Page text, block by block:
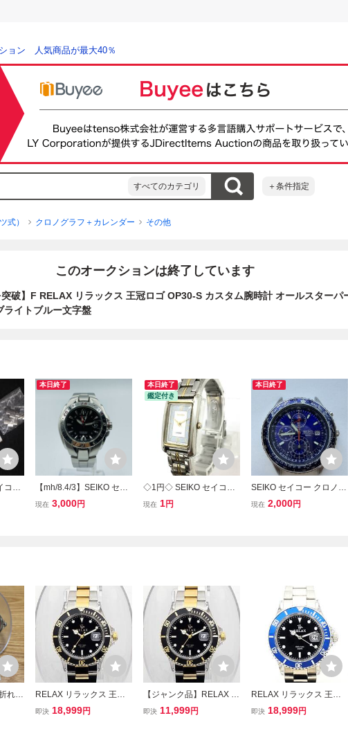
ョン 人気商品が最大40％
すべてのカテゴリ ＋条件指定
式） クロノグラフ＋カレンダー その他
このオークションは終了しています
破】F RELAX リラックス 王冠ロゴ OP30-S カスタム腕時計 オールスターパ
ライトブルー文字盤
コー
本日終了
【mh/8.4/3】SEIKO セイ
コー パーペチュアルカレ
現在 3,000円
本日終了
鑑定付き
◇1円◇ SEIKO セイコー
腕時計 1F21-5C00 LUCE
現在 1円
本日終了
SEIKO セイコー クロノグ
ラフ 100M 7T92-0CF0 ブ
現在 2,000円
れロ
RELAX リラックス 王冠
ロゴ SUB15-MGS カスタ
即決 18,999円
【ジャンク品】RELAX リ
ラックス 王冠ロゴ SUB1
即決 11,999円
RELAX リラックス 王冠
ロゴ SUB14-S カスタム
即決 18,999円